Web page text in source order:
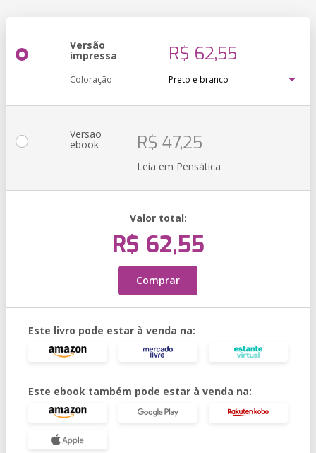
Versão
impressa R$ 62,55
Coloração
Versão
ebook R$ 47,25
Leia em Pensática
Valor total:
R$ 62,55
Comprar
Este livro pode estar à venda na:
Este ebook também pode estar à venda na: